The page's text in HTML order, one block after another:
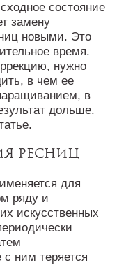
состояние
замену
новыми. Это
время.
нужно
в чем ее
в
дольше.
ресниц
для
ряду и
искусственных
ним теряется